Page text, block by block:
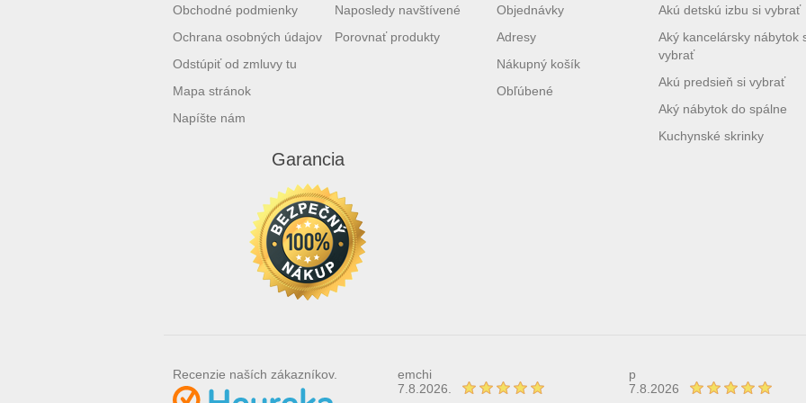
Obchodné podmienky
Ochrana osobných údajov
Odstúpiť od zmluvy tu
Mapa stránok
Napíšte nám
Naposledy navštívené
Porovnať produkty
Objednávky
Adresy
Nákupný košík
Obľúbené
Akú detskú izbu si vybrať
Aký kancelársky nábytok
vybrať
Akú predsieň si vybrať
Aký nábytok do spálne
Kuchynské skrinky
Garancia
Recenzie naších zákazníkov.
emchi
7.8.2026.
p
7.8.2026